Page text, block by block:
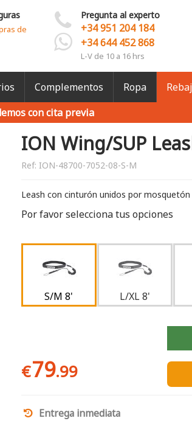
de
Pregunta al experto
+34 951 204 184
+34 644 452 868
L-V de 10 a 16 hrs
Complementos Ropa
con cita previa
ION Wing/SUP
Ref: ION-48700-7052-08-S-M
Leash con cinturón unidos por mosquetón
Por favor selecciona tus opciones
S/M 8' L/XL 8'
€79.99
Entrega inmediata